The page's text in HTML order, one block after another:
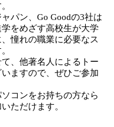
パン、Go Goodの3社は
をめざす高校生が大学
憧れの職業に必要なス
、他著名人によるトー
ますので、ぜひご参加
コンをお持ちの方なら
ただけます。